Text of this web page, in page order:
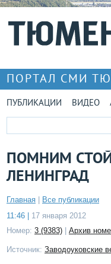
ПОРТАЛ СМИ
ПУБЛИКАЦИИ ВИДЕО
ПОМНИМ
ЛЕНИНГРАД
Главная
Все публикации
11:46 |
17 января 2012
Номер: 3 (9383) Архив
Источник: Заводоуковские